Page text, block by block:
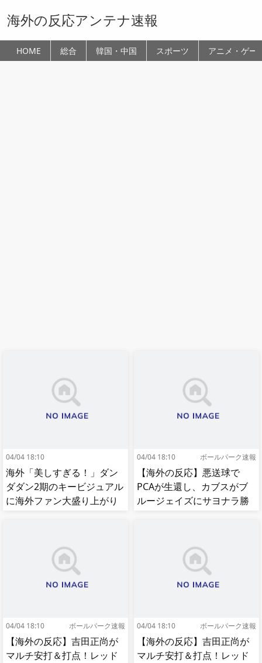
海外の反応アンテナ速報
HOME 総合 韓国・中国 スポーツ アニメ・ゲー
04/04 18:10
海外「美しすぎる！」ダン
ダダン2期のキービジュアル
に海外ファン大盛り上がり
04/04 18:10 ボールパーク速報
【海外の反応】悪送球で
PCAが生還し、カブスがブ
ルージェイズにサヨナラ勝
04/04 18:10 ボールパーク速報
【海外の反応】吉田正尚が
マルチ安打＆打点！レッド
04/04 18:10 ボールパーク速報
【海外の反応】吉田正尚が
マルチ安打＆打点！レッド